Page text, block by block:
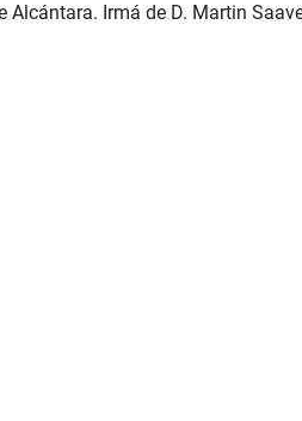
Irmá de D. Martin